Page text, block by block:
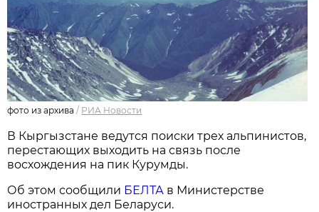
фото из архива / РИА Новости
В Кыргызстане ведутся поиски трех альпинистов,
перестающих выходить на связь после
восхождения на пик Курумды.
Об этом сообщили БЕЛТА в Министерстве
иностранных дел Беларуси.